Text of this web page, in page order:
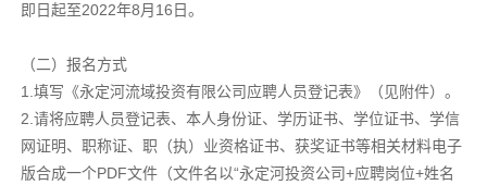
即日起至2022年8月16日。
（二）报名方式
1.填写《永定河流域投资有限公司应聘人员登记表》（见附件）。
2.请将应聘人员登记表、本人身份证、学历证书、学位证书、学信
网证明、职称证、职（执）业资格证书、获奖证书等相关材料电子
版合成一个PDF文件（文件名以“永定河投资公司+应聘岗位+姓名